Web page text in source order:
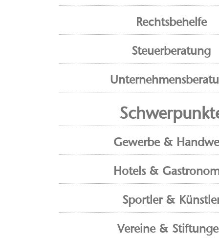
Rechtsbehelfe
Steuerberatung
Gewerbe &
Hotels &
Sportler &
Vereine &